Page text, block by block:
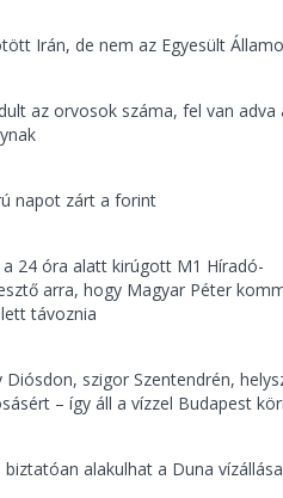
Irán, de nem az Egyesült
az orvosok száma, fel van adva
napot zárt a forint
a 24 óra alatt kirúgott M1 Híradó-
arra, hogy Magyar Péter
távoznia
Diósdon, szigor Szentendrén,
– így áll a vízzel Budapest
biztatóan alakulhat a Duna